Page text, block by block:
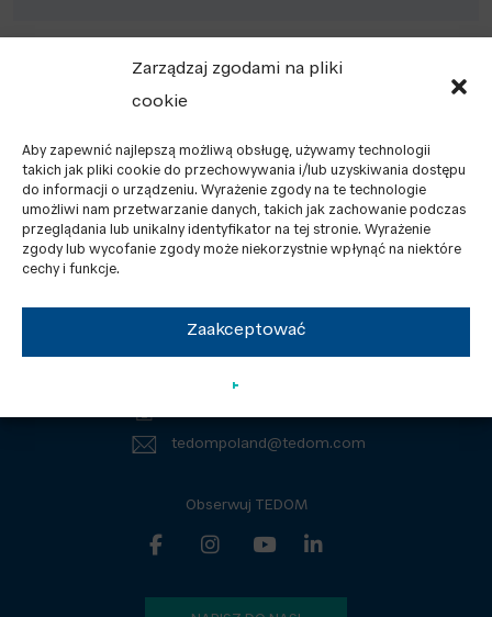
Zarządzaj zgodami na pliki
cookie
Aby zapewnić najlepszą możliwą obsługę, używamy technologii
takich jak pliki cookie do przechowywania i/lub uzyskiwania dostępu
do informacji o urządzeniu. Wyrażenie zgody na te technologie
umożliwi nam przetwarzanie danych, takich jak zachowanie podczas
przeglądania lub unikalny identyfikator na tej stronie. Wyrażenie
zgody lub wycofanie zgody może niekorzystnie wpłynąć na niektóre
cechy i funkcje.
Zaakceptować
Kontakty RODO
tedompoland@tedom.com
Obserwuj TEDOM